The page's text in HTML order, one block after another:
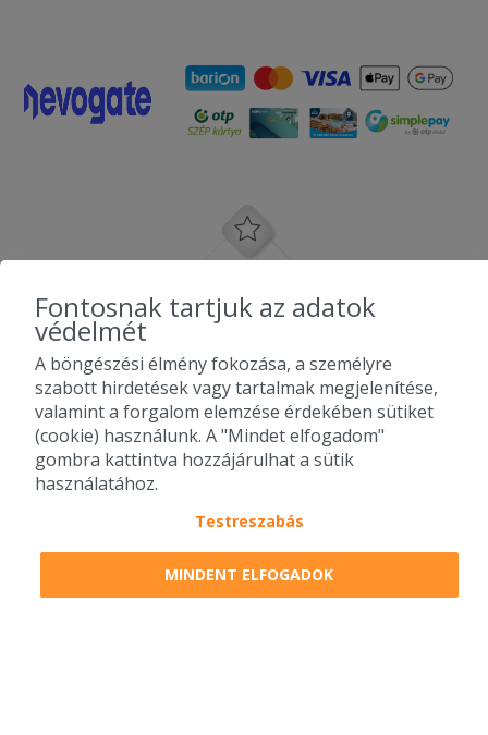
Nagyon finom a pizzájuk, mindig tőlük
rendelek. Kiszállítás is rendben van.
2025-11-15 - Judit:
Finom volt,mint mindig!!
Legjobb pizza a városban!
2025-10-24 - Eliza:
Finom volt ! Gyors kiszolgálás!
Továbbiak betöltése...
2010-2026 Copyright - Falatozz.hu - Diston-line Kft.
Fontosnak tartjuk az adatok
védelmét
A böngészési élmény fokozása, a személyre
szabott hirdetések vagy tartalmak megjelenítése,
valamint a forgalom elemzése érdekében sütiket
(cookie) használunk. A "Mindet elfogadom"
gombra kattintva hozzájárulhat a sütik
használatához.
Testreszabás
MINDENT ELFOGADOK